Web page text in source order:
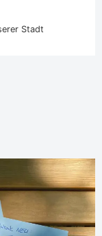
Stadt